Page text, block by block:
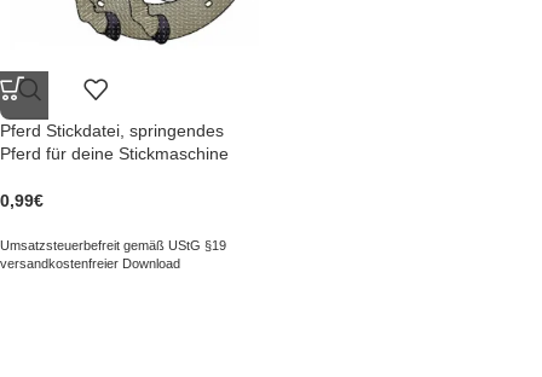
Pferd Stickdatei, springendes
Pferd für deine Stickmaschine
0,99€
Umsatzsteuerbefreit gemäß UStG §19
versandkostenfreier Download